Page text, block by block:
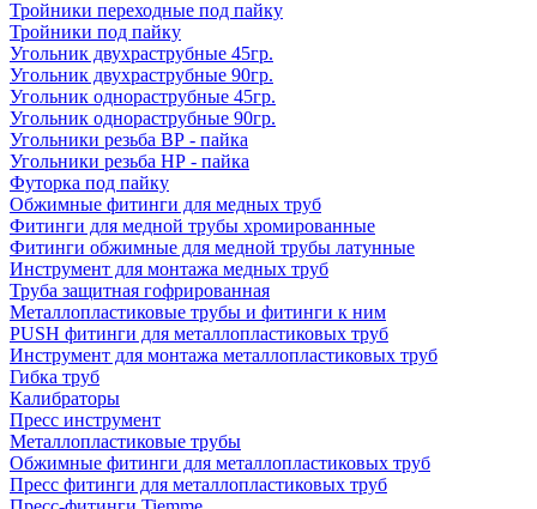
Тройники переходные под пайку
Тройники под пайку
Угольник двухраструбные 45гр.
Угольник двухраструбные 90гр.
Угольник однораструбные 45гр.
Угольник однораструбные 90гр.
Угольники резьба ВР - пайка
Угольники резьба НР - пайка
Футорка под пайку
Обжимные фитинги для медных труб
Фитинги для медной трубы хромированные
Фитинги обжимные для медной трубы латунные
Инструмент для монтажа медных труб
Труба защитная гофрированная
Металлопластиковые трубы и фитинги к ним
PUSH фитинги для металлопластиковых труб
Инструмент для монтажа металлопластиковых труб
Гибка труб
Калибраторы
Пресс инструмент
Металлопластиковые трубы
Обжимные фитинги для металлопластиковых труб
Пресс фитинги для металлопластиковых труб